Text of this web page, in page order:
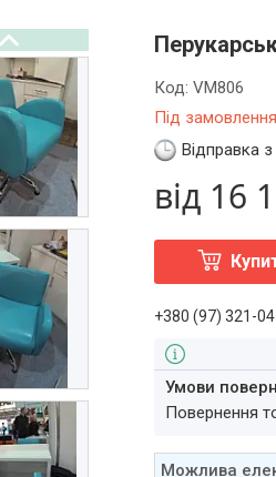
Під замовлення
Код:VM806
Відправка
від 16
+380 (97) 321-
повернення